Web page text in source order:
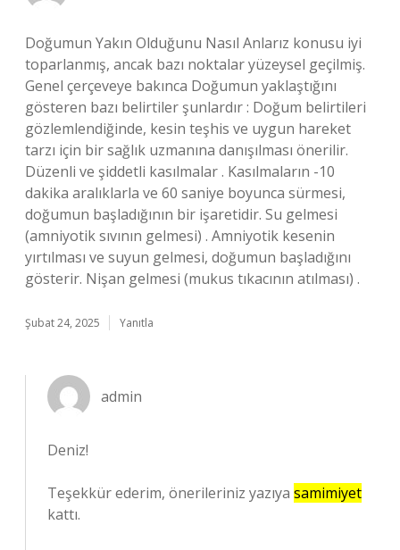
Doğumun Yakın Olduğunu Nasıl Anlarız konusu iyi
toparlanmış, ancak bazı noktalar yüzeysel geçilmiş.
Genel çerçeveye bakınca Doğumun yaklaştığını
gösteren bazı belirtiler şunlardır : Doğum belirtileri
gözlemlendiğinde, kesin teşhis ve uygun hareket
tarzı için bir sağlık uzmanına danışılması önerilir.
Düzenli ve şiddetli kasılmalar . Kasılmaların -10
dakika aralıklarla ve 60 saniye boyunca sürmesi,
doğumun başladığının bir işaretidir. Su gelmesi
(amniyotik sıvının gelmesi) . Amniyotik kesenin
yırtılması ve suyun gelmesi, doğumun başladığını
gösterir. Nişan gelmesi (mukus tıkacının atılması) .
Şubat 24, 2025 Yanıtla
admin
Deniz!
Teşekkür ederim, önerileriniz yazıya samimiyet
kattı.